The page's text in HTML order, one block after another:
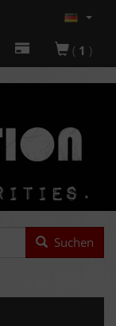
( 1 )
Suchen